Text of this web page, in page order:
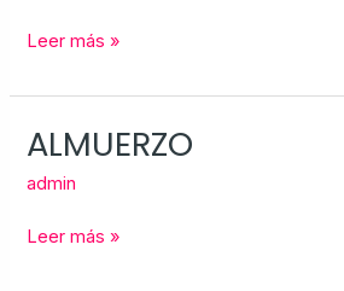
Leer más »
ALMUERZO
admin
ALMUERZO
Leer más »